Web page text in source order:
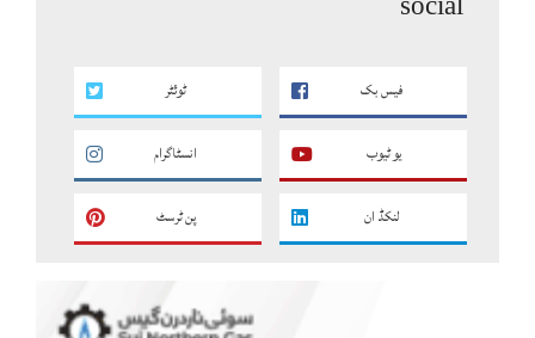
social
فیس بک ٹوئٹر
یو ٹیوب انسٹاگرام
لنکڈ ان پن ٹرسٹ